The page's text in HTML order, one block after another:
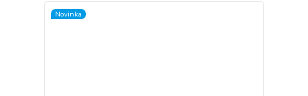
Novinka